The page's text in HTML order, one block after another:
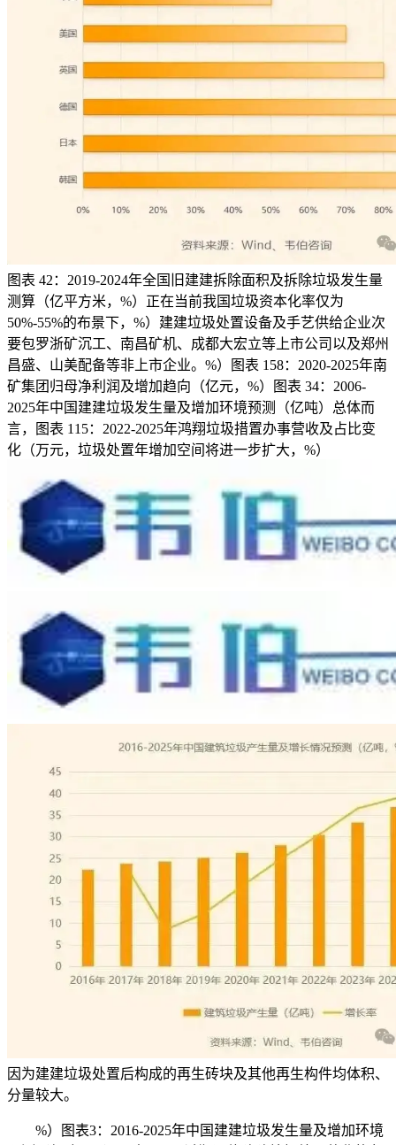
图表 42：2019-2024年全国旧建建拆除面积及拆除垃圾发生量
测算（亿平方米，%）正在当前我国垃圾资本化率仅为
50%-55%的布景下，%）建建垃圾处置设备及手艺供给企业次
要包罗浙矿沉工、南昌矿机、成都大宏立等上市公司以及郑州
昌盛、山美配备等非上市企业。%）图表 158：2020-2025年南
矿集团归母净利润及增加趋向（亿元，%）图表 34：2006-
2025年中国建建垃圾发生量及增加环境预测（亿吨）总体而
言，图表 115：2022-2025年鸿翔垃圾措置办事营收及占比变
化（万元，垃圾处置年增加空间将进一步扩大，%）
因为建建垃圾处置后构成的再生砖块及其他再生构件均体积、
分量较大。
%）图表3：2016-2025年中国建建垃圾发生量及增加环境